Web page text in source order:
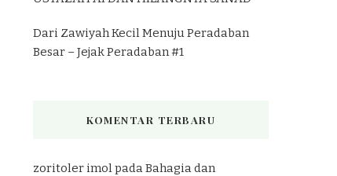
Dari Zawiyah Kecil Menuju Peradaban
Besar – Jejak Peradaban #1
KOMENTAR TERBARU
zoritoler imolpadaBahagia dan